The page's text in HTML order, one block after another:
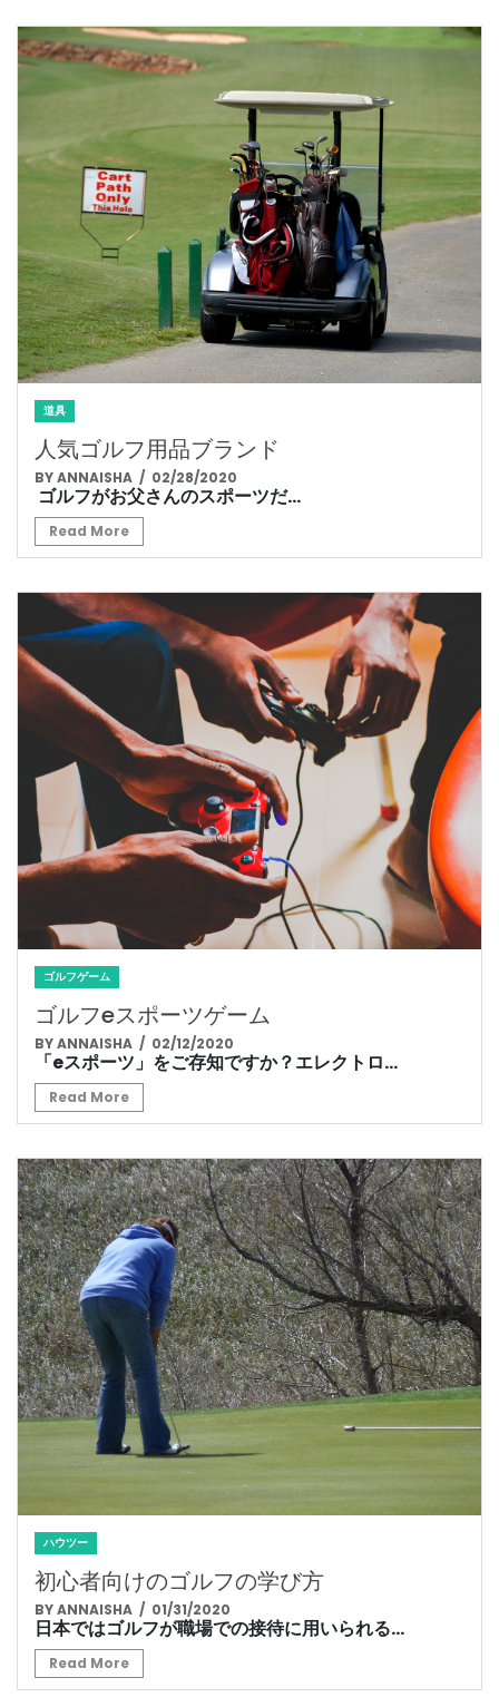
道具
人気ゴルフ用品ブランド
BY ANNAISHA / 02/28/2020
ゴルフがお父さんのスポーツだ...
Read More
ゴルフゲーム
ゴルフeスポーツゲーム
BY ANNAISHA / 02/12/2020
「eスポーツ」をご存知ですか？エレクトロ...
Read More
ハウツー
初心者向けのゴルフの学び方
BY ANNAISHA / 01/31/2020
日本ではゴルフが職場での接待に用いられる...
Read More